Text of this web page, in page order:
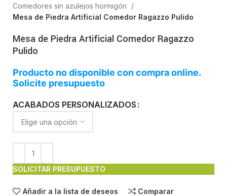
Comedores sin azulejos hormigón
Mesa de Piedra Artificial Comedor Ragazzo Pulido
Mesa de Piedra Artificial Comedor Ragazzo
Pulido
Producto no disponible con compra online.
Solicite presupuesto
ACABADOS PERSONALIZADOS
SOLICITAR PRESUPUESTO
Añadir a la lista de deseos Comparar